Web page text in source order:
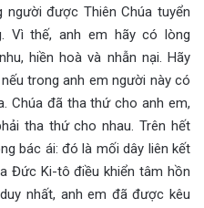
người được Thiên Chúa tuyển
Vì thế, anh em hãy có lòng
hiền hoà và nhẫn nại. Hãy
trong anh em người này có
Chúa đã tha thứ cho anh em,
tha thứ cho nhau. Trên hết
bác ái: đó là mối dây liên kết
Đức Ki-tô điều khiển tâm hồn
nhất, anh em đã được kêu